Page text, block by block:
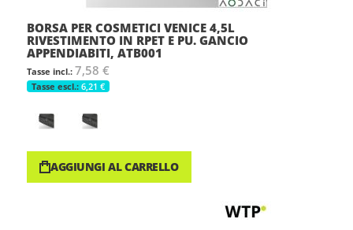
BORSA PER COSMETICI VENICE 4,5L
RIVESTIMENTO IN RPET E PU. GANCIO
APPENDIABITI, ATB001
7,58 €
6,21 €
AGGIUNGI AL CARRELLO